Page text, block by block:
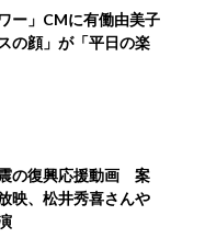
ー」CMに有働由美子
の顔」が「平日の楽
の復興応援動画 案
映、松井秀喜さんや